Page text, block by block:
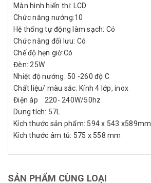
Màn hình hiển thị: LCD
Chức năng nướng:10
Hệ thống tự động làm sạch: Có
Chức năng đối lưu: Có
Chế độ hẹn giờ:Có
Đèn: 25W
Nhiệt độ nướng: 50 -260 độ C
Chất liệu/ màu sắc: Kính 4 lớp, inox
Điện áp 220- 240W/50hz
Dung tích: 57L
Kích thước sản phẩm: 594 x 543 x589mm
Kích thước âm tủ: 575 x 558 mm
SẢN PHẨM CÙNG LOẠI